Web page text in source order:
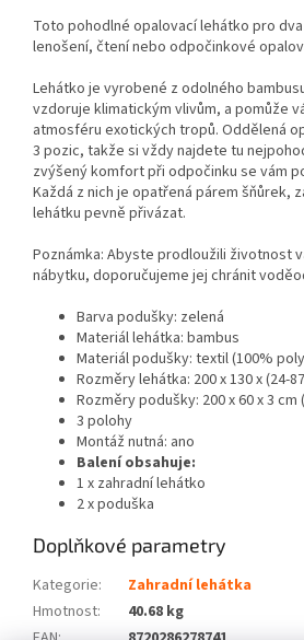
Toto pohodlné opalovací lehátko pro
lenošení, čtení nebo odpočinkové
Lehátko je vyrobené z odolného
vzdoruje klimatickým vlivům, a pomůže
atmosféru exotických tropů. Oddělená
3 pozic, takže si vždy najdete tu
zvýšený komfort při odpočinku se vám
Každá z nich je opatřená párem šňůrek,
lehátku pevně přivázat.
Poznámka: Abyste prodloužili životnost
nábytku, doporučujeme jej chránit
Barva podušky: zelená
Materiál lehátka: bambus
Materiál podušky: textil (100%
Rozměry lehátka: 200 x 130 x (24-
Rozměry podušky: 200 x 60 x 3 cm
3 polohy
Montáž nutná: ano
Balení obsahuje:
1 x zahradní lehátko
2 x poduška
Doplňkové parametry
Kategorie:
Zahradní lehátka
Hmotnost:
40.68 kg